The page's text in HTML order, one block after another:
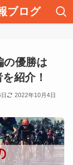
ブログ
の優勝は
紹介！
2022年10月4日